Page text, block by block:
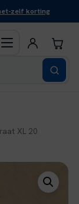
zelf korting
XL 20